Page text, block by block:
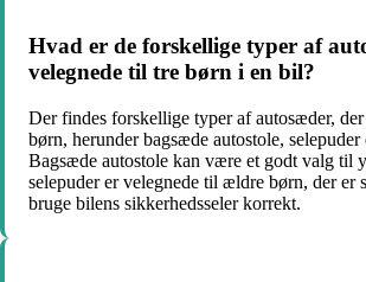
Hvad er de forskellige typer af
velegnede til tre børn i en bil?
Der findes forskellige typer af autosæder,
børn, herunder bagsæde autostole,
Bagsæde autostole kan være et godt valg til
selepuder er velegnede til ældre børn, der er
bruge bilens sikkerhedsseler korrekt.